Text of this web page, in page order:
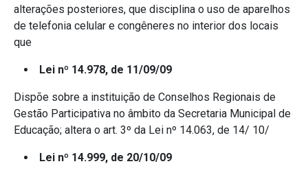
alterações posteriores, que disciplina o uso de aparelhos
de telefonia celular e congêneres no interior dos locais
que
Lei nº 14.978, de 11/09/09
Dispõe sobre a instituição de Conselhos Regionais de
Gestão Participativa no âmbito da Secretaria Municipal de
Educação; altera o art. 3º da Lei nº 14.063, de 14/ 10/
Lei nº 14.999, de 20/10/09